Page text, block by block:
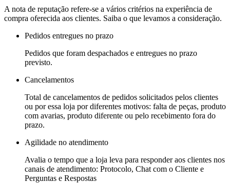
A nota de reputação refere-se a vários critérios na experiência de
compra oferecida aos clientes. Saiba o que levamos a consideração.
Pedidos entregues no prazo
Pedidos que foram despachados e entregues no prazo
previsto.
Cancelamentos
Total de cancelamentos de pedidos solicitados pelos clientes
ou por essa loja por diferentes motivos: falta de peças, produto
com avarias, produto diferente ou pelo recebimento fora do
prazo.
Agilidade no atendimento
Avalia o tempo que a loja leva para responder aos clientes nos
canais de atendimento: Protocolo, Chat com o Cliente e
Perguntas e Respostas